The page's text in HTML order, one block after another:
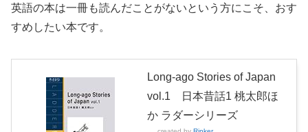
英語の本は一冊も読んだことがないという方にこそ、おす
すめしたい本です。
Long-ago Stories of Japan
vol.1 日本昔話1 桃太郎ほ
か ラダーシリーズ